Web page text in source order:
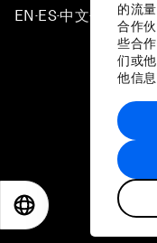
的流
合作
些合
们或
他信息
EN ▪ES▪中文▪ 日本語